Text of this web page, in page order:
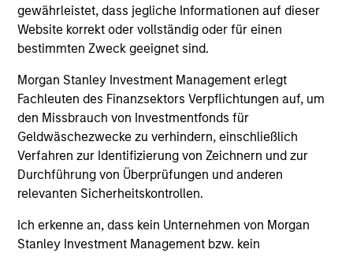
gewährleistet, dass jegliche Informationen auf dieser
Website korrekt oder vollständig oder für einen
bestimmten Zweck geeignet sind.
Morgan Stanley Investment Management erlegt
Fachleuten des Finanzsektors Verpflichtungen auf, um
den Missbrauch von Investmentfonds für
Geldwäschezwecke zu verhindern, einschließlich
Verfahren zur Identifizierung von Zeichnern und zur
Durchführung von Überprüfungen und anderen
relevanten Sicherheitskontrollen.
Ich erkenne an, dass kein Unternehmen von Morgan
Stanley Investment Management bzw. kein
und der Rücknahme von Anteilen anfallen, werden nicht
berücksichtigt. Alle Performance- und Index-Daten
stammen von Morgan Stanley Investment Management
Limited („MSIM Ltd.”).
Der Wert der Anlagen und der mit ihnen erzielten Erträge
können sowohl steigen als auch fallen. Es ist daher
möglich, dass Anleger das ursprünglich investierte Kapital
nicht in voller Höhe zurückerhalten.
Die Performance versteht sich nach Abzug der Gebühren.
Die Angaben zur Performance des laufenden Jahres sind
nicht annualisiert. Die Performance von anderen
Anteilsklassen (sofern angeboten) kann abweichen. Setzen
sowie den Kosten und Gebühren des Fonds auseinander,
bevor Sie eine Anlageentscheidung treffen.